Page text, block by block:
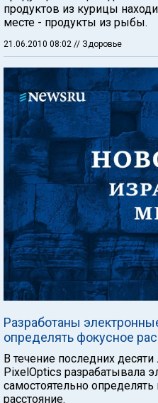
продуктов из курицы
месте - продукты из рыбы.
21.06.2010 08:02 // Здоровье
Разработаны
определять фокусное
В течение последних
PixelOptics разрабатывала
самостоятельно
расстояние.